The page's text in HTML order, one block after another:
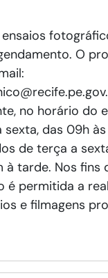
ensaios
O
no horário do
das 09h às
de terça a
à tarde. Nos fins
é permitida a
e filmagens